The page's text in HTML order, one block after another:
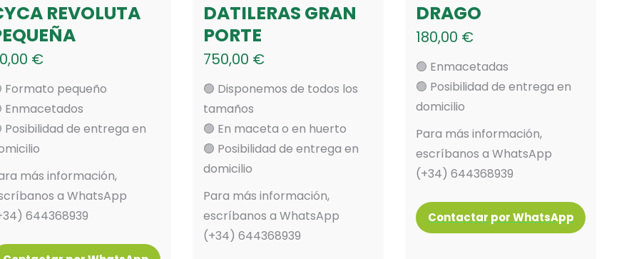
REVOLUTA
€
Formato pequeño
Enmacetados
Posibilidad de entrega en
más información,
a WhatsApp
644368939
DATILERAS GRAN
PORTE
750,00 €
🟢 Disponemos de todos los
tamaños
🟢 En maceta o en huerto
🟢 Posibilidad de entrega en
domicilio
Para más información,
escríbanos a WhatsApp
(+34) 644368939
DRAGO
180,00 €
🟢 Enmacetadas
🟢 Posibilidad de entrega en
domicilio
Para más información,
escríbanos a WhatsApp
(+34) 644368939